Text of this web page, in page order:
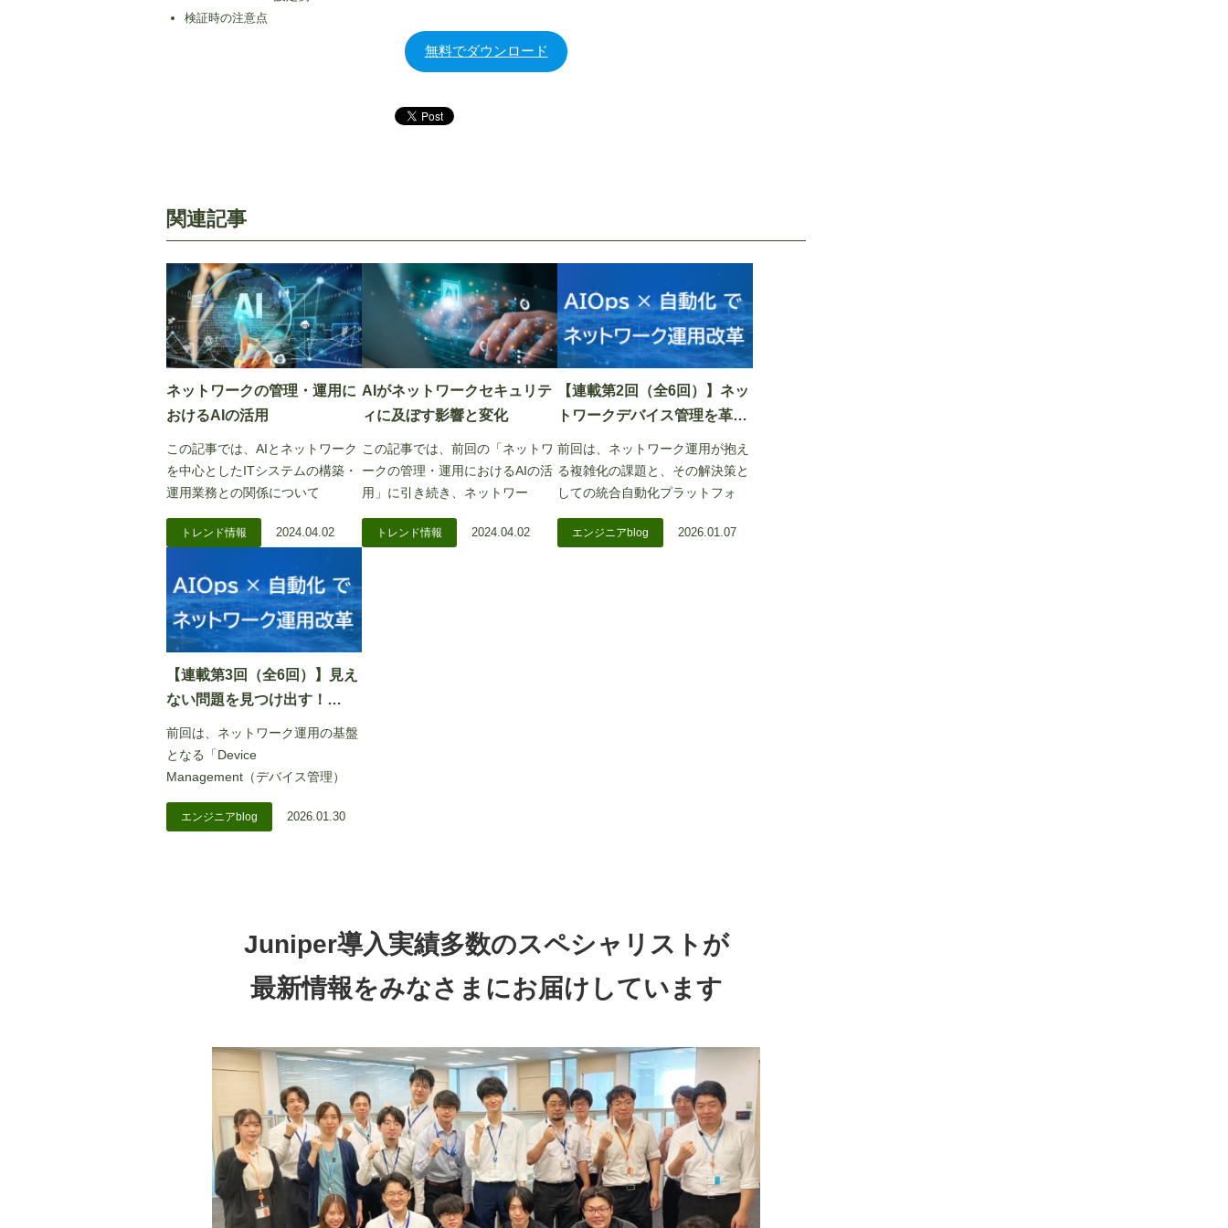
検証時の注意点
無料でダウンロード
関連記事
ネットワークの管理・運用に
おけるAIの活用
この記事では、AIとネットワーク
を中心としたITシステムの構築・
運用業務との関係について
トレンド情報 2024.04.02
AIがネットワークセキュリテ
ィに及ぼす影響と変化
この記事では、前回の「ネットワ
ークの管理・運用におけるAIの活
用」に引き続き、ネットワー
トレンド情報 2024.04.02
【連載第2回（全6回）】ネッ
トワークデバイス管理を革新
する「Device
Management」機能
前回は、ネットワーク運用が抱え
る複雑化の課題と、その解決策と
しての統合自動化プラットフォ
エンジニアblog 2026.01.07
【連載第3回（全6回）】見え
ない問題を見つけ出す！
「Observability」機能でネッ
トワークの真の姿を掴む
前回は、ネットワーク運用の基盤
となる「Device
Management（デバイス管理）
エンジニアblog 2026.01.30
Juniper導入実績多数のスペシャリストが
最新情報をみなさまにお届けしています